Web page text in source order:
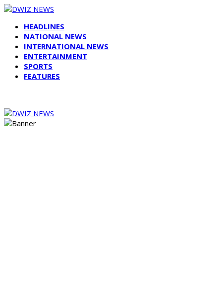
HEADLINES
NATIONAL NEWS
INTERNATIONAL NEWS
ENTERTAINMENT
SPORTS
FEATURES